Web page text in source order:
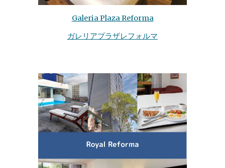
Galeria Plaza Reforma
ガレリアプラザレフォルマ